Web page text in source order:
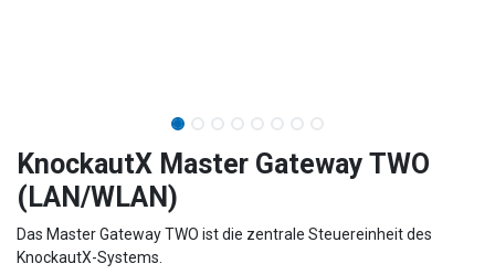
​​​​​​​​​​​​KnockautX Master Gateway TWO
(LAN/WLAN)
Das Master Gateway TWO ist die zentrale Steuereinheit des
KnockautX-Systems.